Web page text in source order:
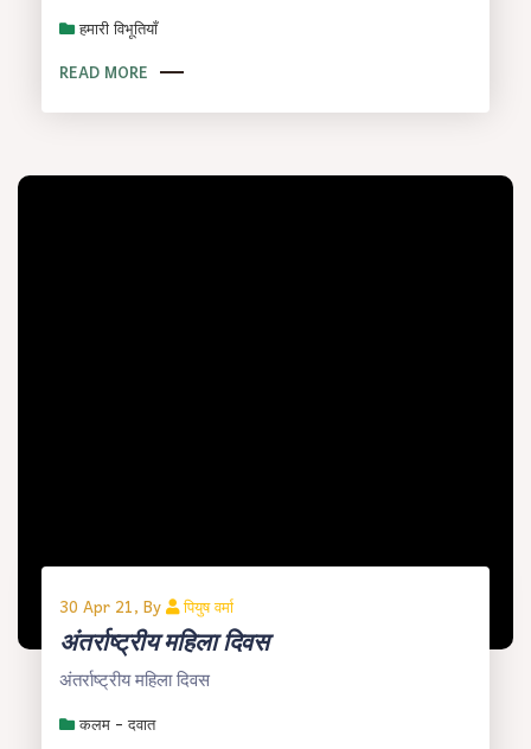
हमारी विभूतियाँ
READ MORE
30 Apr 21, By पियुष वर्मा
अंतर्राष्ट्रीय महिला दिवस
अंतर्राष्ट्रीय महिला दिवस
कलम - दवात